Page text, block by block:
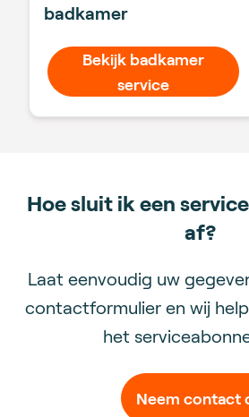
badkamer
Bekijk badkamer
service
Hoe sluit ik een
af?
Laat eenvoudig uw
contactformulier en wij
het
Neem contact